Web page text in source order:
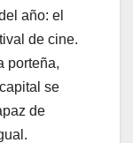
año: el
de cine.
porteña,
se
de